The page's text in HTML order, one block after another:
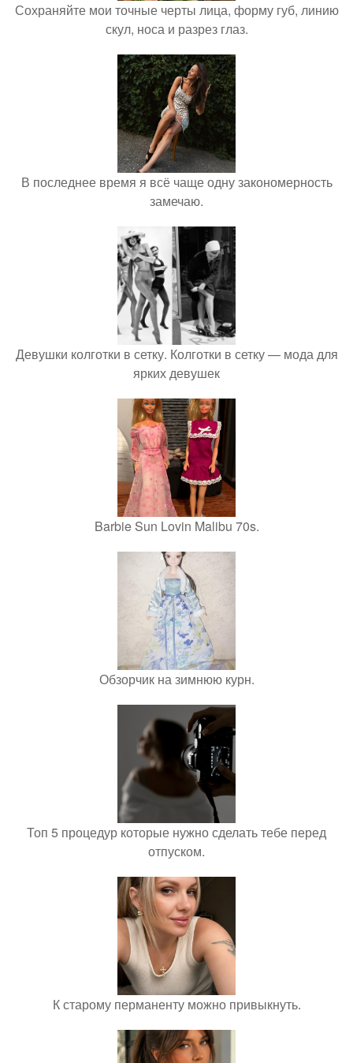
Сохраняйте мои точные черты лица, форму губ, линию
скул, носа и разрез глаз.
В последнее время я всё чаще одну закономерность
замечаю.
Девушки колготки в сетку. Колготки в сетку — мода для
ярких девушек
Barbie Sun Lovin Malibu 70s.
Обзорчик на зимнюю курн.
Топ 5 процедур которые нужно сделать тебе перед
отпуском.
К старому перманенту можно привыкнуть.